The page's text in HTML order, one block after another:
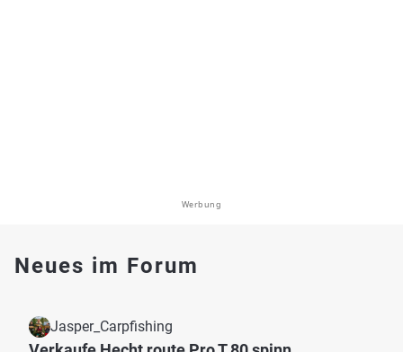
Werbung
Neues im Forum
Jasper_Carpfishing